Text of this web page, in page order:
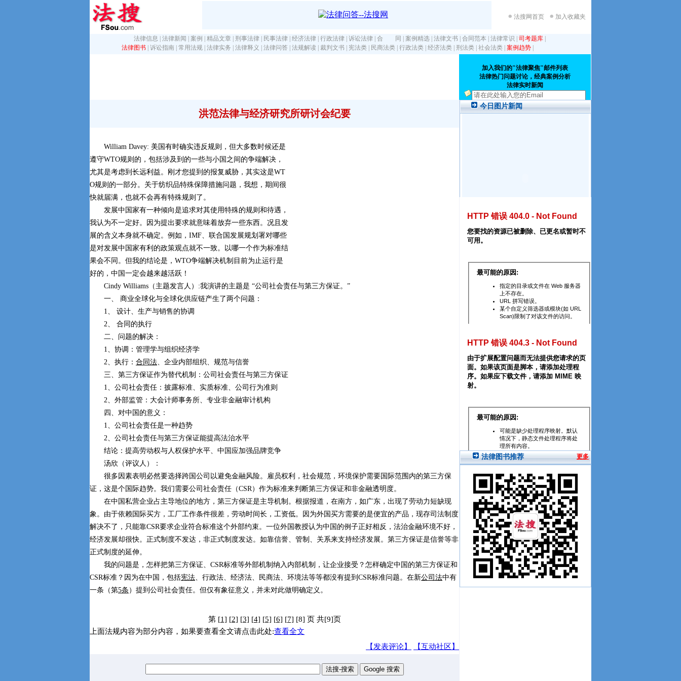
加入收藏夹
法搜网首页
法律信息 法律新闻 案例 精品文章 刑事法律 民事法律 经济法律 行政法律 诉讼法律 合 同 案例精选 法律文书 合同范本 法律常识 司考题库
法律图书 诉讼指南 常用法规 法律实务 法律释义 法律问答 法规解读 裁判文书 宪法类 民商法类 行政法类 经济法类 刑法类 社会法类 案例趋势
洪范法律与经济研究所研讨会纪要
William Davey: 美国有时确实违反规则，但大多数时候还是
遵守WTO规则的，包括涉及到的一些与小国之间的争端解决，
尤其是考虑到长远利益。刚才您提到的报复威胁，其实这是WT
O规则的一部分。关于纺织品特殊保障措施问题，我想，期间很
快就届满，也就不会再有特殊规则了。
发展中国家有一种倾向是追求对其使用特殊的规则和待遇，
我认为不一定好。因为提出要求就意味着放弃一些东西。况且发
展的含义本身就不确定。例如，IMF、联合国发展规划署对哪些
是对发展中国家有利的政策观点就不一致。以哪一个作为标准结
果会不同。但我的结论是，WTO争端解决机制目前为止运行是
好的，中国一定会越来越活跃！
Cindy Williams（主题发言人）:我演讲的主题是 “公司社会责任与第三方保证。”
一、 商业全球化与全球化供应链产生了两个问题：
1、 设计、生产与销售的协调
2、 合同的执行
二、问题的解决：
1、协调：管理学与组织经济学
2、执行： 合同法、企业内部组织、规范与信誉
三、第三方保证作为替代机制：公司社会责任与第三方保证
1、公司社会责任：披露标准、实质标准、公司行为准则
2、外部监管：大会计师事务所、专业非金融审计机构
四、对中国的意义：
1、公司社会责任是一种趋势
2、公司社会责任与第三方保证能提高法治水平
结论：提高劳动权与人权保护水平、中国应加强品牌竞争
汤欣（评议人）：
很多因素表明必然要选择跨国公司以避免金融风险。雇员权利，社会规范，环境保护需要国际范围内的第三方保
证，这是个国际趋势。我们需要公司社会责任（CSR）作为标准来判断第三方保证和非金融透明度。
在中国私营企业占主导地位的地方，第三方保证是主导机制。根据报道，在南方，如广东，出现了劳动力短缺现
象。由于依赖国际买方，工厂工作条件很差，劳动时间长，工资低。因为外国买方需要的是便宜的产品，现存司法制度
解决不了，只能靠CSR要求企业符合标准这个外部约束。一位外国教授认为中国的例子正好相反，法治金融环境不好，
经济发展却很快。正式制度不发达，非正式制度发达。如靠信誉、管制、关系来支持经济发展。第三方保证是信誉等非
正式制度的延伸。
我的问题是，怎样把第三方保证、CSR标准等外部机制纳入内部机制，让企业接受？怎样确定中国的第三方保证和
CSR标准？因为在中国，包括宪法、行政法、经济法、民商法、环境法等等都没有提到CSR标准问题。在新公司法中有
一条（第5条 ）提到公司社会责任。但仅有象征意义，并未对此做明确定义。
第 [1] [2] [3] [4] [5] [6] [7] [8] 页 共[9]页
上面法规内容为部分内容，如果要查看全文请点击此处:查看全文
【发表评论】
【互动社区】